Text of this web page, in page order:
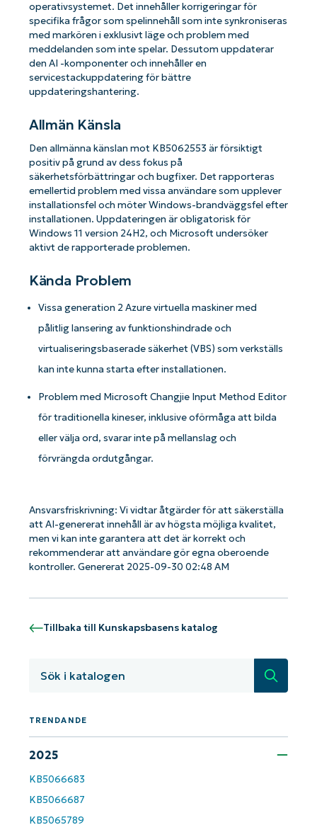
operativsystemet. Det innehåller korrigeringar för
specifika frågor som spelinnehåll som inte synkroniseras
med markören i exklusivt läge och problem med
meddelanden som inte spelar. Dessutom uppdaterar
den AI -komponenter och innehåller en
servicestackuppdatering för bättre
uppdateringshantering.
Allmän Känsla
Den allmänna känslan mot KB5062553 är försiktigt
positiv på grund av dess fokus på
säkerhetsförbättringar och bugfixer. Det rapporteras
emellertid problem med vissa användare som upplever
installationsfel och möter Windows-brandväggsfel efter
installationen. Uppdateringen är obligatorisk för
Windows 11 version 24H2, och Microsoft undersöker
aktivt de rapporterade problemen.
Kända Problem
Vissa generation 2 Azure virtuella maskiner med
pålitlig lansering av funktionshindrade och
virtualiseringsbaserade säkerhet (VBS) som verkställs
kan inte kunna starta efter installationen.
Problem med Microsoft Changjie Input Method Editor
för traditionella kineser, inklusive oförmåga att bilda
eller välja ord, svarar inte på mellanslag och
förvrängda ordutgångar.
Ansvarsfriskrivning: Vi vidtar åtgärder för att säkerställa
att AI-genererat innehåll är av högsta möjliga kvalitet,
men vi kan inte garantera att det är korrekt och
rekommenderar att användare gör egna oberoende
kontroller. Genererat 2025-09-30 02:48 AM
Tillbaka till Kunskapsbasens katalog
Sök
TRENDANDE
2025
KB5066683
KB5066687
KB5065789
Kom igång med NinjaOne AI-drivna
First
last
email*